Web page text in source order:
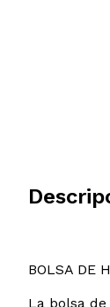
BOLSA DE
La bolsa